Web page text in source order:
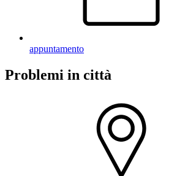
appuntamento
Problemi in città